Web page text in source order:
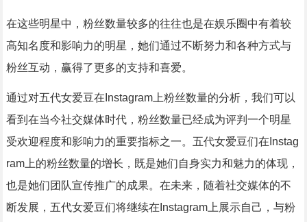
在这些明星中，粉丝数量较多的往往也是在娱乐圈中有着较
高知名度和影响力的明星，她们通过不断努力和各种方式与
粉丝互动，赢得了更多的支持和喜爱。
通过对五代女爱豆在Instagram上粉丝数量的分析，我们可以
看到在当今社交媒体时代，粉丝数量已经成为评判一个明星
受欢迎程度和影响力的重要指标之一。五代女爱豆们在Instag
ram上的粉丝数量的增长，既是她们自身实力和魅力的体现，
也是她们团队宣传推广的成果。在未来，随着社交媒体的不
断发展，五代女爱豆们将继续在Instagram上展示自己，与粉